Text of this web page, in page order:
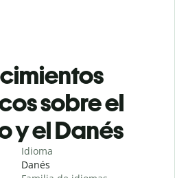
sobre el
y el Danés
Idioma
Danés